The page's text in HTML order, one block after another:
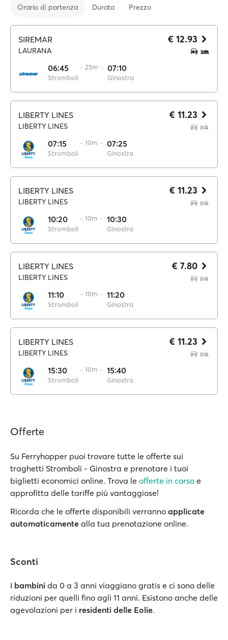
Orario di partenza Durata Prezzo
SIREMAR
LAURANA
06:45
Stromboli
·· 25m ·· 07:10
Ginostra
€ 12.93
LIBERTY LINES
LIBERTY LINES
07:15
Stromboli
·· 10m ·· 07:25
Ginostra
€ 11.23
LIBERTY LINES
LIBERTY LINES
10:20
Stromboli
·· 10m ·· 10:30
Ginostra
€ 11.23
LIBERTY LINES
LIBERTY LINES
11:10
Stromboli
·· 10m ·· 11:20
Ginostra
€ 7.80
LIBERTY LINES
LIBERTY LINES
15:30
Stromboli
·· 10m ·· 15:40
Ginostra
€ 11.23
Offerte
Su Ferryhopper puoi trovare tutte le offerte sui
traghetti Stromboli - Ginostra e prenotare i tuoi
biglietti economici online. Trova le offerte in corso e
approfitta delle tariffe più vantaggiose!
Ricorda che le offerte disponibili verranno applicate
automaticamente alla tua prenotazione online.
Sconti
I bambini da 0 a 3 anni viaggiano gratis e ci sono delle
riduzioni per quelli fino agli 11 anni. Esistono anche delle
agevolazioni per i residenti delle Eolie.